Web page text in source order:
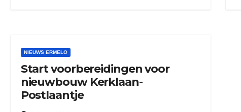
NIEUWS ERMELO
Start voorbereidingen voor
nieuwbouw Kerklaan-
Postlaantje